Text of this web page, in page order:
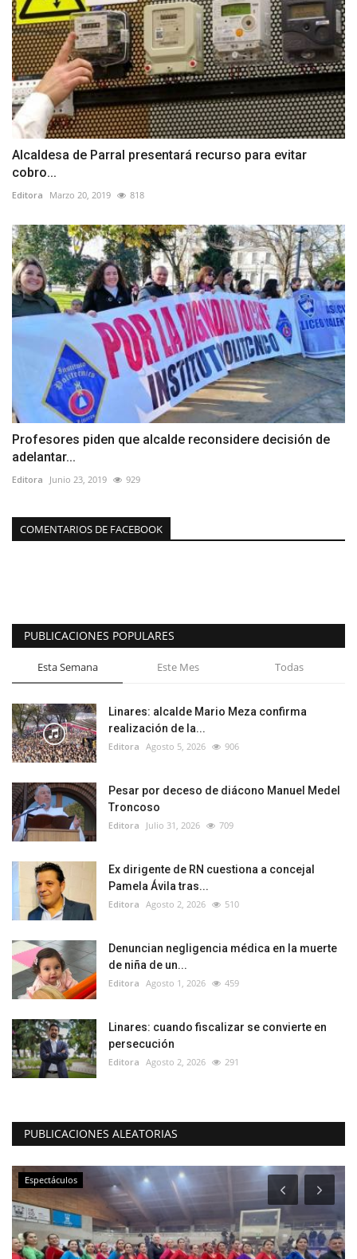
Alcaldesa de Parral presentará recurso para evitar
cobro...
Editora Marzo 20, 2019 818
Profesores piden que alcalde reconsidere decisión de
adelantar...
Editora Junio 23, 2019 929
COMENTARIOS DE FACEBOOK
PUBLICACIONES POPULARES
Esta Semana Este Mes Todas
Linares: alcalde Mario Meza confirma
realización de la...
Editora Agosto 5, 2026 906
Pesar por deceso de diácono Manuel Medel
Troncoso
Editora Julio 31, 2026 709
Ex dirigente de RN cuestiona a concejal
Pamela Ávila tras...
Editora Agosto 2, 2026 510
Denuncian negligencia médica en la muerte
de niña de un...
Editora Agosto 1, 2026 459
Linares: cuando fiscalizar se convierte en
persecución
Editora Agosto 2, 2026 291
PUBLICACIONES ALEATORIAS
Espectáculos